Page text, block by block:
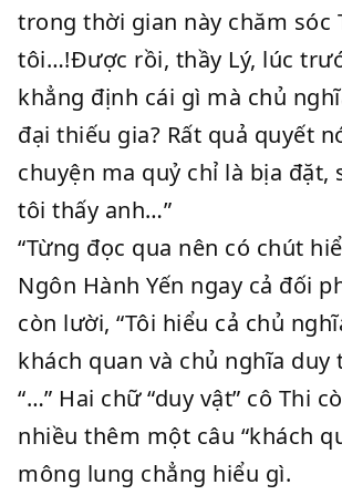
trong thời gian này chăm sóc
tôi…!Được rồi, thầy Lý, lúc
khẳng định cái gì mà chủ
đại thiếu gia? Rất quả quyết
chuyện ma quỷ chỉ là bịa đặt,
tôi thấy anh…”
“Từng đọc qua nên có chút
Ngôn Hành Yến ngay cả đối
còn lười, “Tôi hiểu cả chủ
khách quan và chủ nghĩa duy
“…” Hai chữ “duy vật” cô Thi
nhiều thêm một câu “khách
mông lung chẳng hiểu gì.